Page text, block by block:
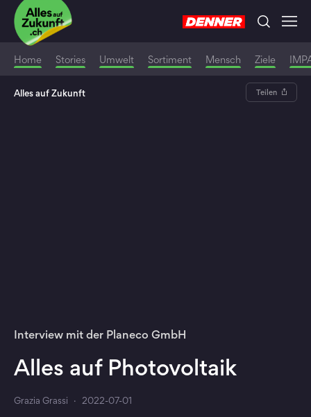
Home Stories Umwelt Sortiment Mensch Ziele
Alles auf Zukunft Teilen
Interview mit der Planeco GmbH
Alles auf Photovoltaik
Grazia Grassi · 2022-07-01